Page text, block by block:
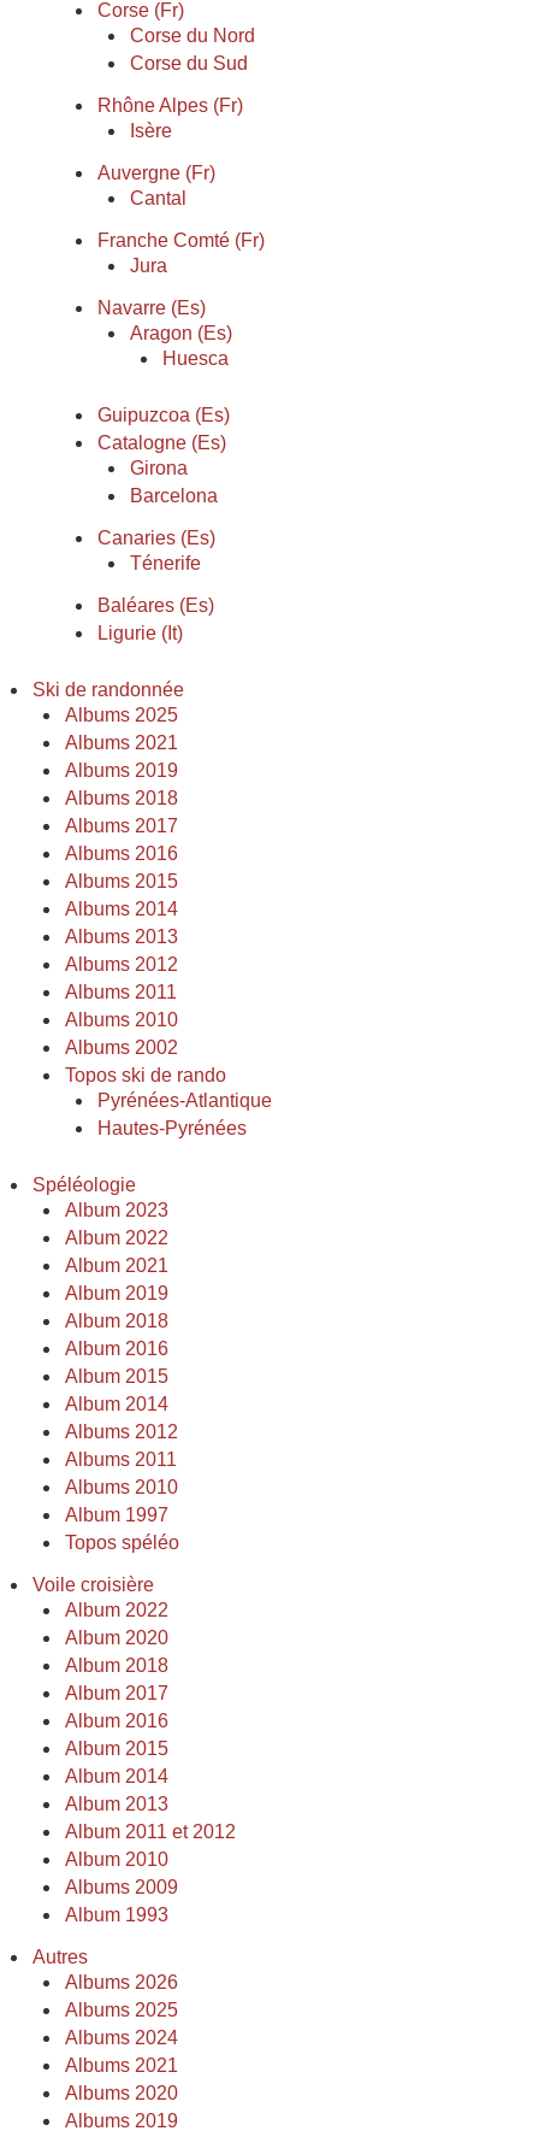
Corse (Fr)
Corse du Nord
Corse du Sud
Rhône Alpes (Fr)
Isère
Auvergne (Fr)
Cantal
Franche Comté (Fr)
Jura
Navarre (Es)
Aragon (Es)
Huesca
Guipuzcoa (Es)
Catalogne (Es)
Girona
Barcelona
Canaries (Es)
Ténerife
Baléares (Es)
Ligurie (It)
Ski de randonnée
Albums 2025
Albums 2021
Albums 2019
Albums 2018
Albums 2017
Albums 2016
Albums 2015
Albums 2014
Albums 2013
Albums 2012
Albums 2011
Albums 2010
Albums 2002
Topos ski de rando
Pyrénées-Atlantique
Hautes-Pyrénées
Spéléologie
Album 2023
Album 2022
Album 2021
Album 2019
Album 2018
Album 2016
Album 2015
Album 2014
Albums 2012
Albums 2011
Albums 2010
Album 1997
Topos spéléo
Voile croisière
Album 2022
Album 2020
Album 2018
Album 2017
Album 2016
Album 2015
Album 2014
Album 2013
Album 2011 et 2012
Album 2010
Albums 2009
Album 1993
Autres
Albums 2026
Albums 2025
Albums 2024
Albums 2021
Albums 2020
Albums 2019